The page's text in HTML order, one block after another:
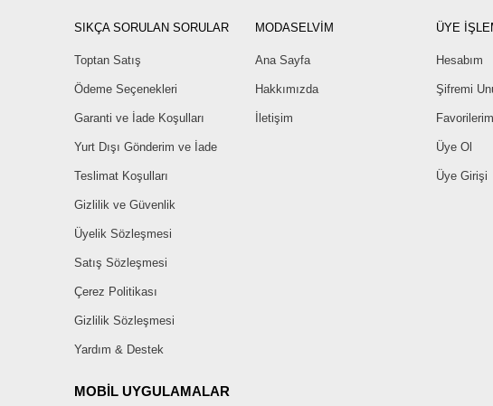
SIKÇA SORULAN SORULAR
Toptan Satış
Ödeme Seçenekleri
Garanti ve İade Koşulları
Yurt Dışı Gönderim ve İade
Teslimat Koşulları
Gizlilik ve Güvenlik
Üyelik Sözleşmesi
Satış Sözleşmesi
Çerez Politikası
Gizlilik Sözleşmesi
Yardım & Destek
MODASELVİM
Ana Sayfa
Hakkımızda
İletişim
ÜYE
Hesabım
Şifremi
Favorilerim
Üye Ol
Üye Girişi
MOBİL UYGULAMALAR